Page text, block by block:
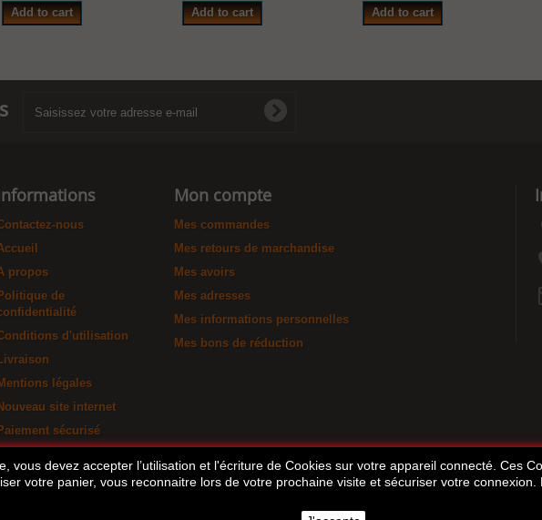
Add to cart Add to cart Add to cart
nous
propos
Politique de
d'utilisation
Livraison
légales
site internet
Paiement sécurisé
Mon compte
Mes commandes
Mes retours de marchandise
Mes avoirs
Mes adresses
Mes informations personnelles
Mes bons de réduction
vous devez accepter l’utilisation et l'écriture de Cookies sur votre appareil connecté. Ces
votre panier, vous reconnaitre lors de votre prochaine visite et sécuriser votre connexion.